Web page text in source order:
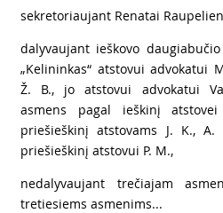
sekretoriaujant Renatai
dalyvaujant ieškovo
„Kelininkas“ atstovui advokatui
Ž. B., jo atstovui advokatui
asmens pagal ieškinį
priešieškinį atstovams J. K.,
priešieškinį atstovui P. M.,
nedalyvaujant trečiajam
tretiesiems asmenims...